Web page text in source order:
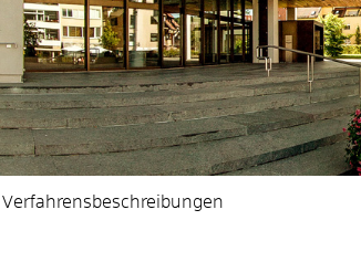
Verfahrensbeschreibungen